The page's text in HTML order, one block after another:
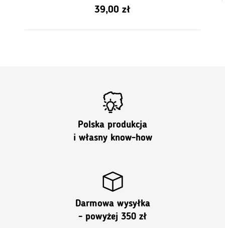
5.00
z 5
39,00 zł
Polska produkcja
i własny know-how
Darmowa wysyłka
- powyżej 350 zł